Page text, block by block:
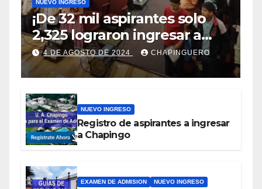
NUEVO INGRESO
¡De 32 mil aspirantes solo
2,325 lograron ingresar a
Chapingo!
4 DE AGOSTO DE 2024 CHAPINGUERO
NUEVO INGRESO
Registro de aspirantes a ingresar
a Chapingo
EXAMEN DE ADMISION NUEVO INGRESO